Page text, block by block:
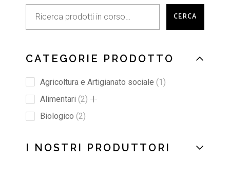
CERCA
CATEGORIE PRODOTTO
Agricoltura e Artigianato sociale 1
Alimentari 2
Biologico 2
I NOSTRI PRODUTTORI